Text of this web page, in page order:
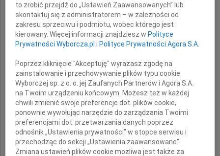
Hans Hofer
Straciłam Męża, Przyjaciela,
Partnera
to zrobić przejdź do „Ustawień Zaawansowanych” lub
skontaktuj się z administratorem – w zależności od
zakresu sprzeciwu i podmiotu, wobec którego jest
kierowany. Więcej informacji znajdziesz wPolityce
Prywatności Wyborcza.pl iPolityce Prywatności Agora S.A.
Poprzez kliknięcie "Akceptuję" wyrażasz zgodę na
zainstalowanie i przechowywanie plików typu cookie
Wyborczej sp. z o. o. jej Zaufanych Partnerów i Agora S.A.
na Twoim urządzeniu końcowym. Możesz też w każdej
chwili zmienić swoje preferencje dot. plików cookie,
ponownie wywołując narzędzie do zarządzania Twoimi
preferencjami dot. przetwarzania danych poprzez
odnośnik „Ustawienia prywatności” w stopce serwisu i
przechodząc do sekcji „Ustawienia zaawansowane”.
Zmiana ustawień plików cookie możliwa jest także za